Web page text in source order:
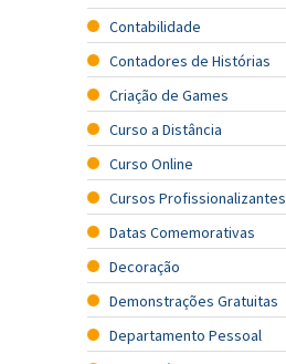
Contabilidade
Contadores de Histórias
Criação de Games
Curso a Distância
Curso Online
Cursos Profissionalizantes
Datas Comemorativas
Decoração
Demonstrações Gratuitas
Departamento Pessoal